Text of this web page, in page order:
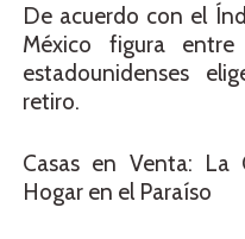
De acuerdo con el
México figura
estadounidenses
retiro.
Casas en Venta: La
Hogar en el Paraíso